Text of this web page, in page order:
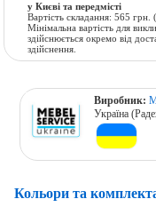
у Києві та передмісті
Вартість складання:565 грн.
Мінімальна вартість для
здійснюється окремо від
здійснення.
Виробник:
Україна
Кольори та